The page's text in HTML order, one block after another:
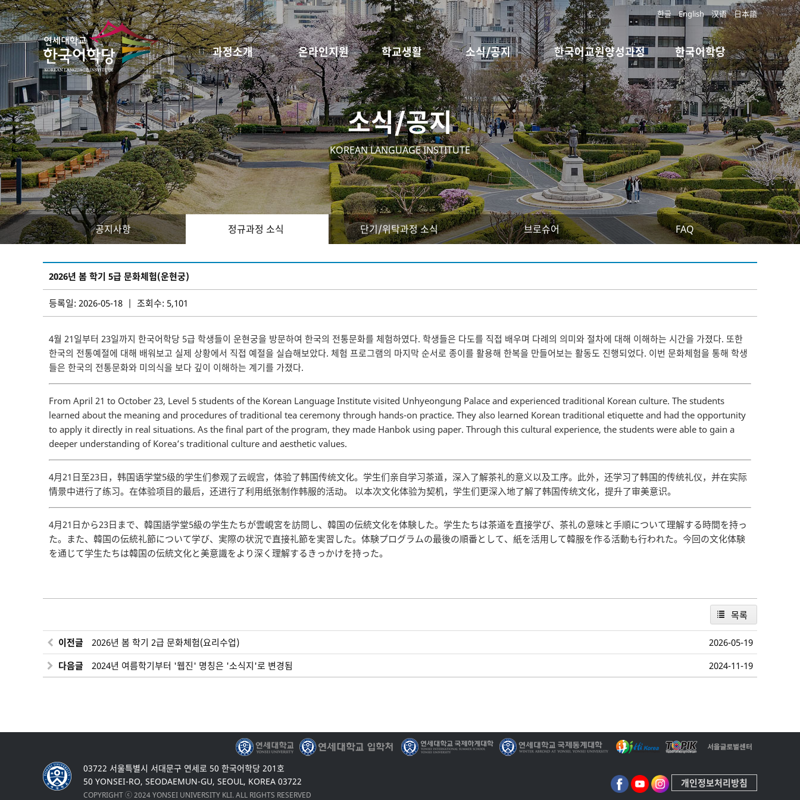
한글 English 汉语 日本語
과정소개 온라인지원 학교생활 소식/공지 한국어교원양성과정 한국어학당
소식/공지
KOREAN LANGUAGE INSTITUTE
공지사항 정규과정 소식 단기/위탁과정 소식 브로슈어 FAQ
2026년 봄 학기 5급 문화체험(운현궁)
등록일: 2026-05-18 | 조회수: 5,101
4월 21일부터 23일까지 한국어학당 5급 학생들이 운현궁을 방문하여 한국의 전통문화를 체험하였다. 학생들은 다도를 직접 배우며 다례의 의미와 절차에 대해 이해하는 시간을 가졌다. 또한
한국의 전통예절에 대해 배워보고 실제 상황에서 직접 예절을 실습해보았다. 체험 프로그램의 마지막 순서로 종이를 활용해 한복을 만들어보는 활동도 진행되었다. 이번 문화체험을 통해 학생
들은 한국의 전통문화와 미의식을 보다 깊이 이해하는 계기를 가졌다.
From April 21 to October 23, Level 5 students of the Korean Language Institute visited Unhyeongung Palace and experienced traditional Korean culture. The students
learned about the meaning and procedures of traditional tea ceremony through hands-on practice. They also learned Korean traditional etiquette and had the opportunity
to apply it directly in real situations. As the final part of the program, they made Hanbok using paper. Through this cultural experience, the students were able to gain a
deeper understanding of Korea’s traditional culture and aesthetic values.
4月21日至23日，韩国语学堂5级的学生们参观了云岘宫，体验了韩国传统文化。学生们亲自学习茶道，深入了解茶礼的意义以及工序。此外，还学习了韩国的传统礼仪，并在实际
情景中进行了练习。在体验项目的最后，还进行了利用纸张制作韩服的活动。 以本次文化体验为契机，学生们更深入地了解了韩国传统文化，提升了审美意识。
4月21日から23日まで、韓国語学堂5級の学生たちが雲峴宮を訪問し、韓国の伝統文化を体験した。学生たちは茶道を直接学び、茶礼の意味と手順について理解する時間を持っ
た。また、韓国の伝統礼節について学び、実際の状況で直接礼節を実習した。体験プログラムの最後の順番として、紙を活用して韓服を作る活動も行われた。今回の文化体験
を通じて学生たちは韓国の伝統文化と美意識をより深く理解するきっかけを持った。
목록
이전글 2026년 봄 학기 2급 문화체험(요리수업)
2026-05-19
다음글
2024년 여름학기부터 '웹진' 명칭은 '소식지'로 변경됨 2024-11-19
03722 서울특별시 서대문구 연세로 50 한국어학당 201호
50 YONSEI-RO, SEODAEMUN-GU, SEOUL, KOREA 03722
COPYRIGHT ⓒ 2024 YONSEI UNIVERSITY KLI. ALL RIGHTS RESERVED
개인정보처리방침